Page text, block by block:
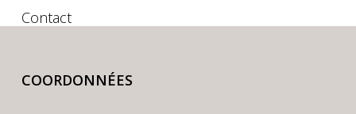
Contact
COORDONNÉES